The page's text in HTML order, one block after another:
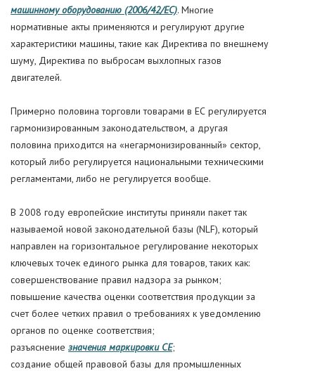
машинному оборудованию (2006/42/EC). Многие
нормативные акты применяются и регулируют другие
характеристики машины, такие как Директива по внешнему
шуму, Директива по выбросам выхлопных газов
двигателей.
Примерно половина торговли товарами в ЕС регулируется
гармонизированным законодательством, а другая
половина приходится на «негармонизированный» сектор,
который либо регулируется национальными техническими
регламентами, либо не регулируется вообще.
В 2008 году европейские институты приняли пакет так
называемой новой законодательной базы (NLF), который
направлен на горизонтальное регулирование некоторых
ключевых точек единого рынка для товаров, таких как:
совершенствование правил надзора за рынком;
повышение качества оценки соответствия продукции за
счет более четких правил о требованиях к уведомлению
органов по оценке соответствия;
разъяснение значения маркировки CE;
создание общей правовой базы для промышленных